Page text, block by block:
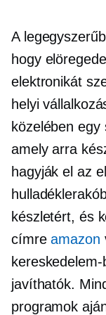
A
hogy
elektronikát
helyi
közelében
amely arra
hagyják el az
készletért, és
címreamazon
kereskedelem-
javíthatók.
programok